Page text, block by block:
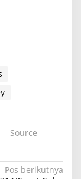
Source
Pos berikutnya